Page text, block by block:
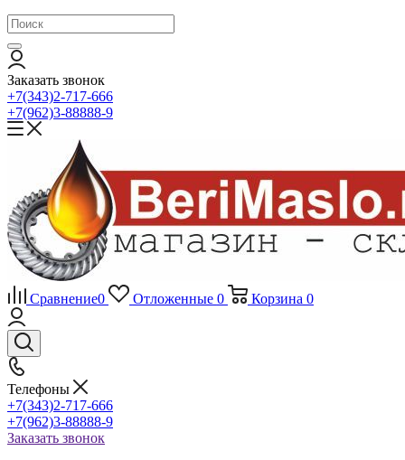
Заказать звонок
+7(343)2-717-666
+7(962)3-88888-9
Сравнение0 Отложенные 0 Корзина 0
Телефоны
+7(343)2-717-666
+7(962)3-88888-9
Заказать звонок